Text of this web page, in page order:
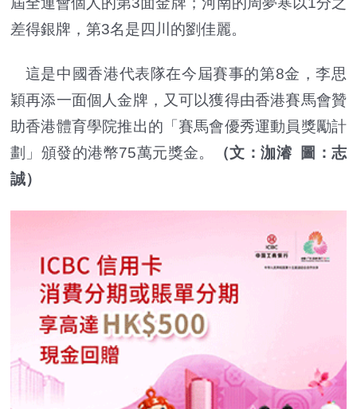
差得銀牌，第3名是四川的劉佳麗。
這是中國香港代表隊在今屆賽事的第8金，李思
穎再添一面個人金牌，又可以獲得由香港賽馬會贊
助香港體育學院推出的「賽馬會優秀運動員獎勵計
劃」頒發的港幣75萬元獎金。
（文：泇濬 圖：志
誠）